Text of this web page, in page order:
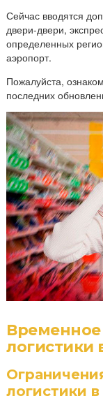
Сейчас вводятся
двери-двери,
определенных
аэропорт.
Пожалуйста,
последних
логистики
логистики